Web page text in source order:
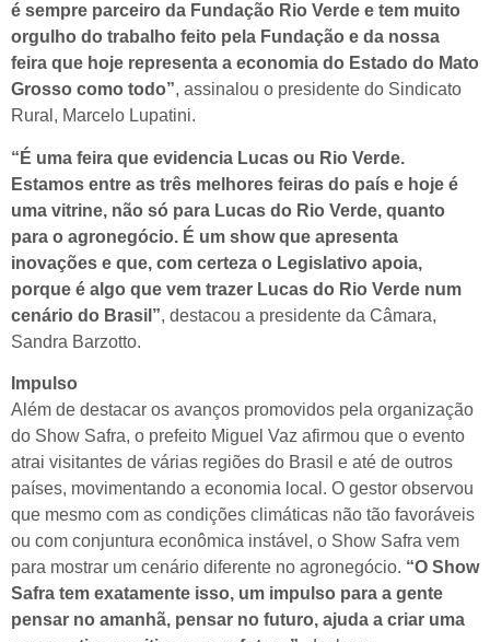
é sempre parceiro da Fundação Rio Verde e tem muito
orgulho do trabalho feito pela Fundação e da nossa
feira que hoje representa a economia do Estado do Mato
Grosso como todo”, assinalou o presidente do Sindicato
Rural, Marcelo Lupatini.
“É uma feira que evidencia Lucas ou Rio Verde.
Estamos entre as três melhores feiras do país e hoje é
uma vitrine, não só para Lucas do Rio Verde, quanto
para o agronegócio. É um show que apresenta
inovações e que, com certeza o Legislativo apoia,
porque é algo que vem trazer Lucas do Rio Verde num
cenário do Brasil”, destacou a presidente da Câmara,
Sandra Barzotto.
Impulso
Além de destacar os avanços promovidos pela organização
do Show Safra, o prefeito Miguel Vaz afirmou que o evento
atrai visitantes de várias regiões do Brasil e até de outros
países, movimentando a economia local. O gestor observou
que mesmo com as condições climáticas não tão favoráveis
ou com conjuntura econômica instável, o Show Safra vem
para mostrar um cenário diferente no agronegócio. “O Show
Safra tem exatamente isso, um impulso para a gente
pensar no amanhã, pensar no futuro, ajuda a criar uma